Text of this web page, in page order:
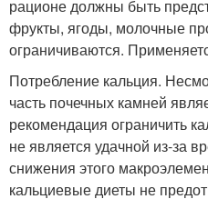
рационе должны быть
фрукты, ягоды, молочные
ограничиваются.
Потребление кальция.
часть почечных камней
рекомендация ограничить
не является удачной из-за
снижения этого
кальциевые диеты не